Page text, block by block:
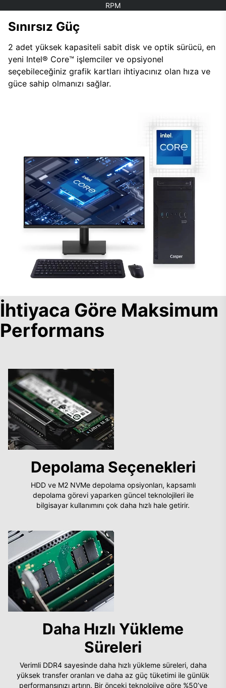
RPM
Sınırsız Güç
2 adet yüksek kapasiteli sabit disk ve optik sürücü, en
yeni Intel® Core™ işlemciler ve opsiyonel
seçebileceğiniz grafik kartları ihtiyacınız olan hıza ve
güce sahip olmanızı sağlar.
İhtiyaca Göre Maksimum
Performans
Depolama Seçenekleri
HDD ve M2 NVMe depolama opsiyonları, kapsamlı
depolama görevi yaparken güncel teknolojileri ile
bilgisayar kullanımını çok daha hızlı hale getirir.
Daha Hızlı Yükleme
Süreleri
Verimli DDR4 sayesinde daha hızlı yükleme süreleri, daha
yüksek transfer oranları ve daha az güç tüketimi ile günlük
performansınızı artırın. Bir önceki teknolojiye göre %50’ye